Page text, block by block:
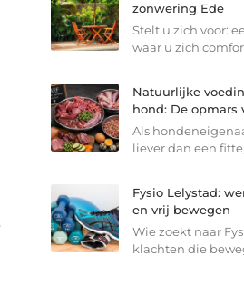
zonwering Ede
Stelt u zich voor:
waar u zich
Natuurlijke
hond: De opmars
Als
liever dan een
Fysio Lelystad:
en vrij bewegen
Wie zoekt naar
klachten die